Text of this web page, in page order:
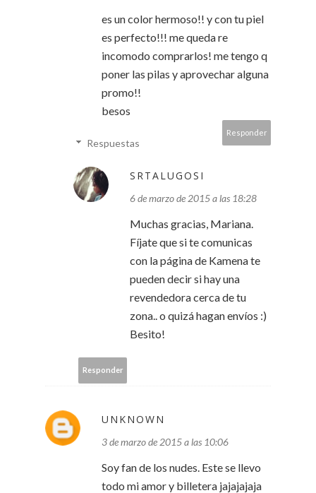
es un color hermoso!! y con tu piel
es perfecto!!! me queda re
incomodo comprarlos! me tengo q
poner las pilas y aprovechar alguna
promo!!
besos
Responder
Respuestas
SRTALUGOSI
6 de marzo de 2015 a las 18:28
Muchas gracias, Mariana.
Fíjate que si te comunicas
con la página de Kamena te
pueden decir si hay una
revendedora cerca de tu
zona.. o quizá hagan envíos :)
Besito!
Responder
UNKNOWN
3 de marzo de 2015 a las 10:06
Soy fan de los nudes. Este se llevo
todo mi amor y billetera jajajajaja